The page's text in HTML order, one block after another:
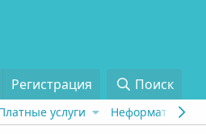
Отзывы О проекте
Регистрация Поиск
услуги Неформат